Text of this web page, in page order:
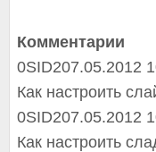
Комментарии
0SID207.05.2012
Как настроить
0SID207.05.2012
Как настроить